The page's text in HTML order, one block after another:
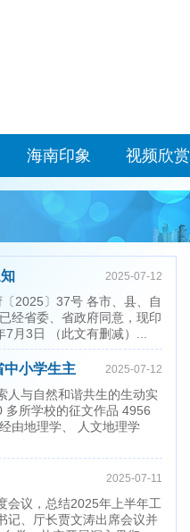
海南印象 视频欣赏
2025-07-12
2025〕37号 各市、县、自
经省委、省政府同意，现印
月3日 （此文有删减）...
中小学生主
2025-07-12
人与自然和谐共生的生动实
多所学校的征文作品 4956
由地理学、 人文地理学
2025-07-11
会议，总结2025年上半年工
记、厅长贾文涛出席会议并